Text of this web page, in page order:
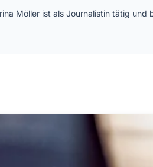
Möller ist als Journalistin tätig